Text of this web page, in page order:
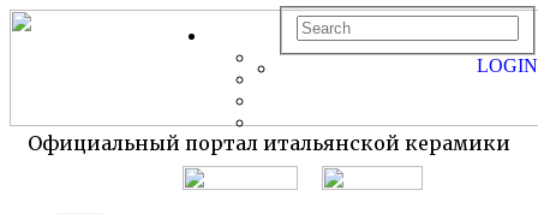
Официальный портал итальянской керамики
LOGIN